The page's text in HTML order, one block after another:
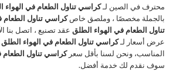
محترف في الصين لـكراسي تناول الطعام في الهواء
بالجملة مخصصًا ، وملصق خاصكراسي تناول الطعام
تناول الطعام في الهواء الطلق عقد تصنيع ، اتصل
عرض أسعار لـكراسي تناول الطعام في الهواء الطلق
المناسب، ونحن لسنا بأقل سعركراسي تناول الطعام
سوف نقدم لك خدمة أفضل.